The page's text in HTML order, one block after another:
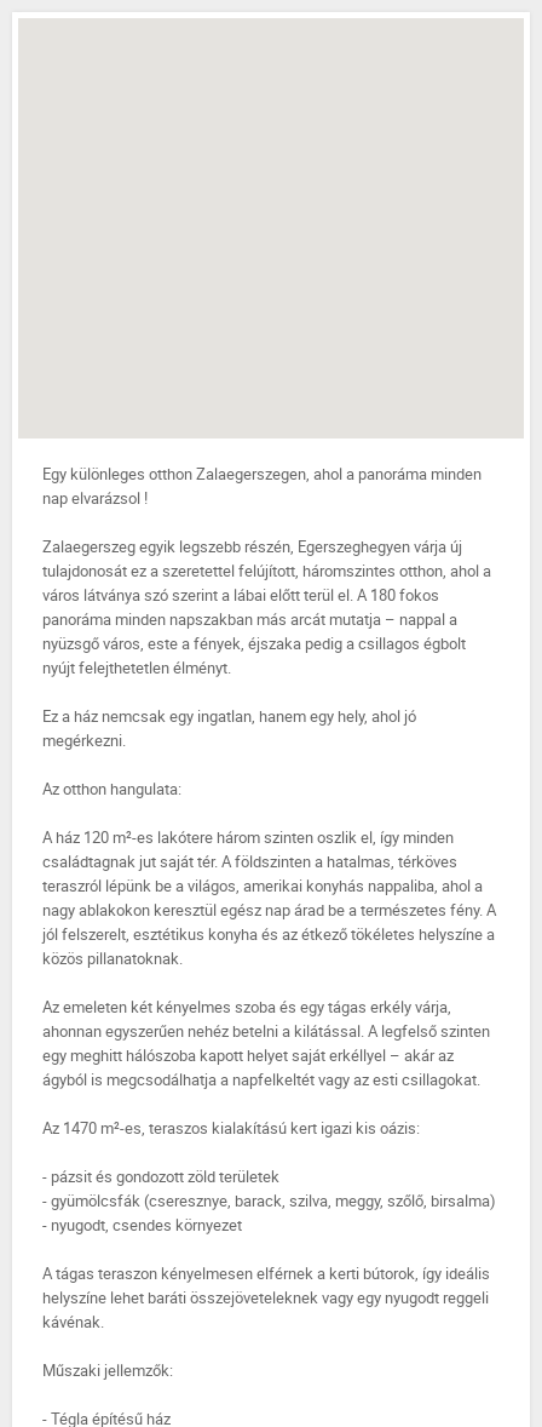
Egy különleges otthon Zalaegerszegen, ahol a panoráma minden
nap elvarázsol !
Zalaegerszeg egyik legszebb részén, Egerszeghegyen várja új
tulajdonosát ez a szeretettel felújított, háromszintes otthon, ahol a
város látványa szó szerint a lábai előtt terül el. A 180 fokos
panoráma minden napszakban más arcát mutatja – nappal a
nyüzsgő város, este a fények, éjszaka pedig a csillagos égbolt
nyújt felejthetetlen élményt.
Ez a ház nemcsak egy ingatlan, hanem egy hely, ahol jó
megérkezni.
Az otthon hangulata:
A ház 120 m²-es lakótere három szinten oszlik el, így minden
családtagnak jut saját tér. A földszinten a hatalmas, térköves
teraszról lépünk be a világos, amerikai konyhás nappaliba, ahol a
nagy ablakokon keresztül egész nap árad be a természetes fény. A
jól felszerelt, esztétikus konyha és az étkező tökéletes helyszíne a
közös pillanatoknak.
Az emeleten két kényelmes szoba és egy tágas erkély várja,
ahonnan egyszerűen nehéz betelni a kilátással. A legfelső szinten
egy meghitt hálószoba kapott helyet saját erkéllyel – akár az
ágyból is megcsodálhatja a napfelkeltét vagy az esti csillagokat.
Az 1470 m²-es, teraszos kialakítású kert igazi kis oázis:
- pázsit és gondozott zöld területek
- gyümölcsfák (cseresznye, barack, szilva, meggy, szőlő, birsalma)
- nyugodt, csendes környezet
A tágas teraszon kényelmesen elférnek a kerti bútorok, így ideális
helyszíne lehet baráti összejöveteleknek vagy egy nyugodt reggeli
kávénak.
Műszaki jellemzők:
- Tégla építésű ház